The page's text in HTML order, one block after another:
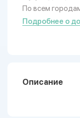
По всем
Подробнее о
Описание